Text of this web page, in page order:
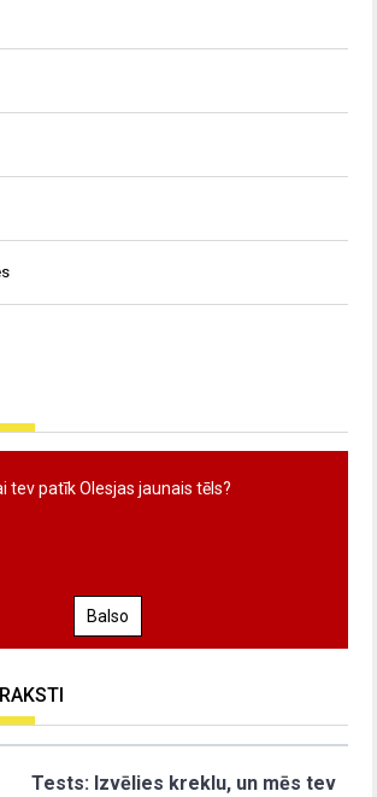
tev patīk Olesjas jaunais tēls?
Balso
Tests: Izvēlies kreklu, un mēs tev